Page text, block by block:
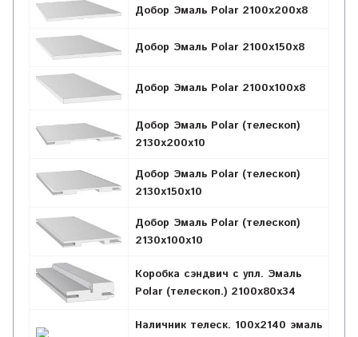
Добор Эмаль Polar 2100х200х8
Добор Эмаль Polar 2100х150х8
Добор Эмаль Polar 2100х100х8
Добор Эмаль Polar (телескоп)
2130х200х10
Добор Эмаль Polar (телескоп)
2130х150х10
Добор Эмаль Polar (телескоп)
2130х100х10
Коробка сэндвич с упл. Эмаль
Polar (телескоп.) 2100х80х34
Наличник телеск. 100х2140 эмаль